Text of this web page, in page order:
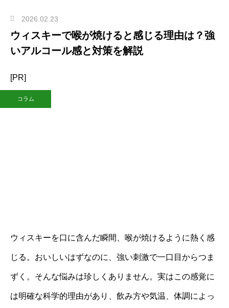
2026.02.23
ウィスキーで喉が焼けると感じる理由は？強
いアルコール感と対策を解説
[PR]
コラム
ウィスキーを口に含んだ瞬間、喉が焼けるように熱く感
じる。おいしいはずなのに、強い刺激で一口目からつま
ずく。そんな悩みは珍しくありません。実はこの感覚に
は明確な科学的理由があり、飲み方や気温、体調によっ